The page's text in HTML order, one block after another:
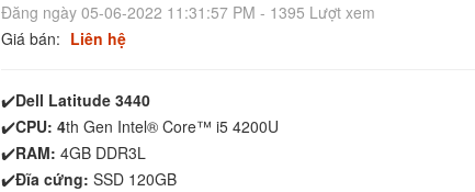
Đăng ngày 05-06-2022 11:31:57 PM - 1395 Lượt xem
Giá bán: Liên hệ
✔️Dell Latitude 3440
✔️CPU: 4th Gen Intel® Core™ i5 4200U
✔️RAM: 4GB DDR3L
✔️Đĩa cứng: SSD 120GB